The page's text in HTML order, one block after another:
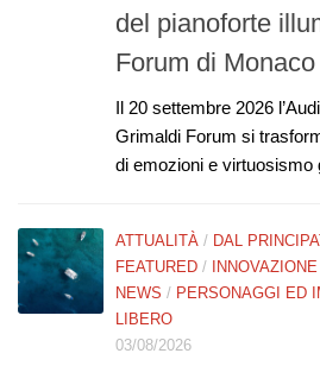
del pianoforte
Forum di Monaco
Il 20 settembre 2026
Grimaldi Forum si
di emozioni e virtuosismo
ATTUALITÀ / DAL
FEATURED /
NEWS / PERSONAGGI ED
LIBERO
03/08/2026